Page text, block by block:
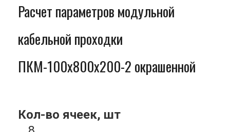
Расчет параметров модульной
кабельной проходки
ПКМ-100x800x200-2 окрашенной
Кол-во ячеек, шт